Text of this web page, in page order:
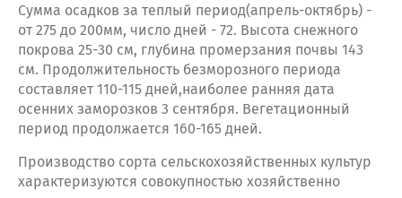
Сумма осадков за теплый период(апрель-октябрь) -
от 275 до 200мм, число дней - 72. Высота снежного
покрова 25-30 см, глубина промерзания почвы 143
см. Продолжительность безморозного периода
составляет 110-115 дней,наиболее ранняя дата
осенних заморозков 3 сентября. Вегетационный
период продолжается 160-165 дней.
Производство сорта сельскохозяйственных культур
характеризуются совокупностью хозяйственно